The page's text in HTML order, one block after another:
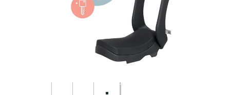
LANDEVEI
LANDEVEI
KLASSISK
AERO